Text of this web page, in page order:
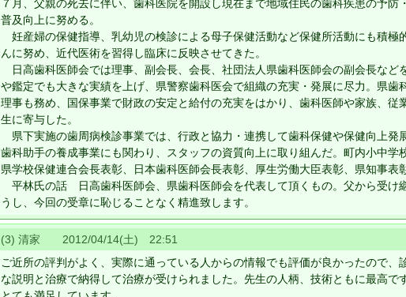
７月、父親の死去に伴い、歯科医院を開設し現在まで地域住民の歯科疾患の予防
普及向上に努める。
妊産婦の保健指導、乳幼児の検診による母子保健活動など保健所活動にも積極
んに努め、近代医術を習得し臨床に反映させてきた。
日高歯科医師会では理事、副会長、会長、社団法人県歯科医師会の副会長など
や鑑定でも大きな実績を上げ、県警察歯科医会で組織の充実・発展に尽力。県歯
理事も務め、国保事業で財政の安定と給付の充実をはかり、歯科医師や家族、従
生に寄与した。
県下実施の歯周病検診事業では、行政と協力・連携して歯科保健や保健向上発
歯科助手の養成事業にも関わり、スタッフの資質向上に取り組んだ。町内小中学
県学校保健連合会長表彰、日本歯科医師会長表彰、厚生労働大臣表彰、県知事表
平林氏の話 日高歯科医師会、県歯科医師会を代表して頂くもの。父から受け
うし、今回の受章に恥じることなく精進致します。
(3) 清家 2012/04/14(土) 22:51
ご近所の評判がよく、実際に通っている人からの情報でも評価が良かったので、
な説明と治療で納得して治療が受けられました。先生の人柄、技術ともに最高で